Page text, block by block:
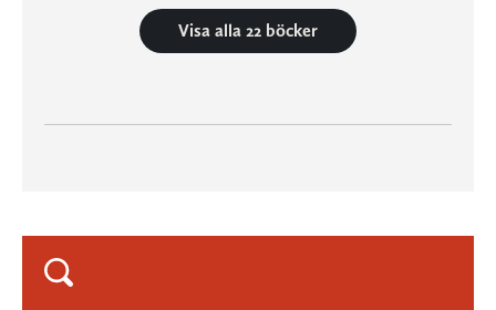
Visa alla 22 böcker